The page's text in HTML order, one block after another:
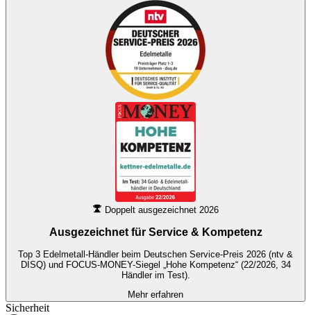
Doppelt ausgezeichnet 2026
Ausgezeichnet für Service & Kompetenz
Top 3 Edelmetall-Händler beim Deutschen Service-Preis 2026 (ntv &
DISQ) und FOCUS-MONEY-Siegel „Hohe Kompetenz“ (22/2026, 34
Händler im Test).
Mehr erfahren
Sicherheit